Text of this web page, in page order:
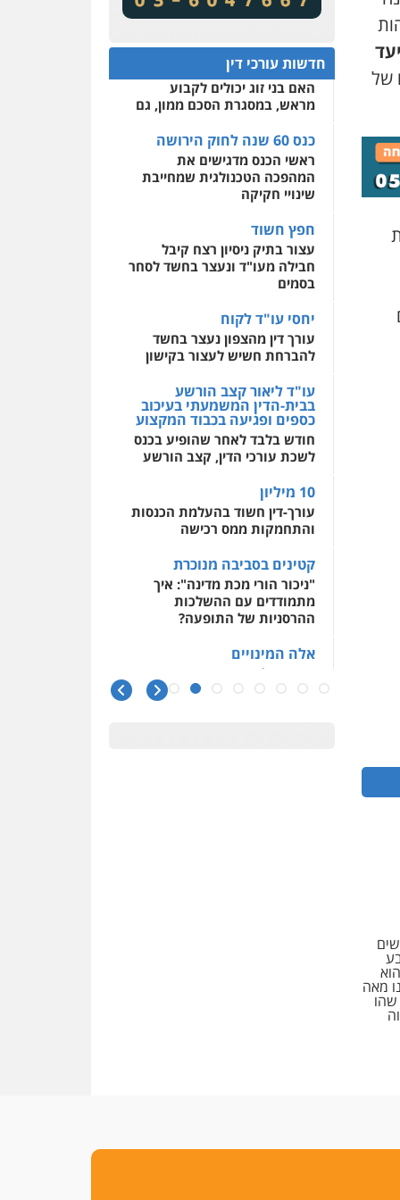
של
מאה
שהו
שירותים מקצועיים לעורכי
דין
0522508109
אחסון אתרים
מהירות הגנה גיבוי
לעורכי דין
מרכז התחלה חדשה
שירותים מקצועיים לעורכי
דין
0544500346
חדשות עורכי דין
מע"מ ומוסדות ללא כוונת רווח
המתח שבין חוק יחסי ממון
לבין חוק הירושה
האם בני זוג יכולים לקבוע
מראש, במסגרת הסכם ממון, גם
כנס 60 שנה לחוק הירושה
ראשי הכנס מדגישים את
המהפכה הטכנולגית שמחייבת
שינויי חקיקה
חפץ חשוד
עצור בתיק ניסיון רצח קיבל
חבילה מעו"ד ונעצר בחשד לסחר
בסמים
יחסי עו"ד לקוח
עורך דין מהצפון נעצר בחשד
להברחת חשיש לעצור בקישון
עו"ד ליאור קצב הורשע
בבית-הדין המשמעתי בעיכוב
כספים ופגיעה בכבוד המקצוע
חודש בלבד לאחר שהופיע בכנס
לשכת עורכי הדין, קצב הורשע
10 מיליון
עורך-דין חשוד בהעלמת הכנסות
והתחמקות ממס רכישה
קטינים בסביבה מנוכרת
"ניכור הורי מכת מדינה": איך
מתמודדים עם ההשלכות
ההרסניות של התופעה?
אלה המינויים
הוועדה לבחירת שופטים בחרה
26 שופטים ורשמים נוספים
על המידתיות